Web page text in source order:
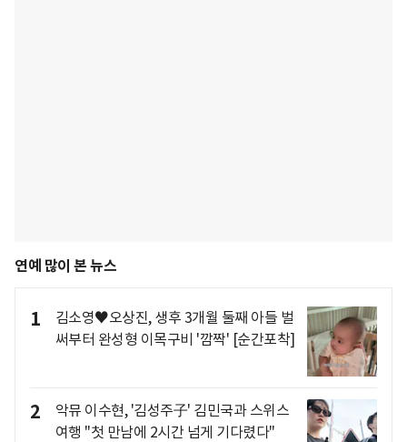
연예 많이 본 뉴스
1
김소영♥오상진, 생후 3개월 둘째 아들 벌
써부터 완성형 이목구비 '깜짝' [순간포착]
2
악뮤 이수현, '김성주子' 김민국과 스위스
여행 "첫 만남에 2시간 넘게 기다렸다"